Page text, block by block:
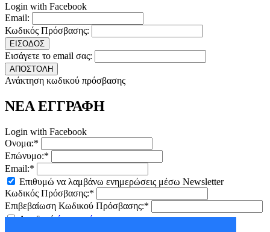
Login with Facebook
Email:
Κωδικός Πρόσβασης:
ΕΙΣΟΔΟΣ
Εισάγετε το email σας:
ΑΠΟΣΤΟΛΗ
Ανάκτηση κωδικού πρόσβασης
ΝΕΑ ΕΓΓΡΑΦΗ
Login with Facebook
Ονομα:*
Επώνυμο:*
Email:*
Επιθυμώ να λαμβάνω ενημερώσεις μέσω Newsletter
Κωδικός Πρόσβασης:*
Επιβεβαίωση Κωδικού Πρόσβασης:*
Αποδοχήόρων χρήσης